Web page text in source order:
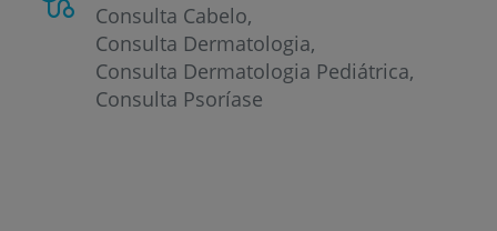
Consulta Cabelo
Consulta Dermatologia
Consulta Dermatologia Pediátrica
Consulta Psoríase